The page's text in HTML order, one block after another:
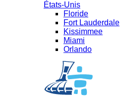
États-Unis
Floride
Fort Lauderdale
Kissimmee
Miami
Orlando